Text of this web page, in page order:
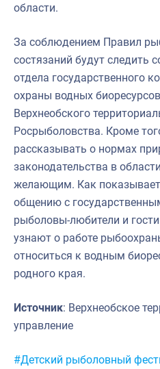
области.
За соблюдением Правил
состязаний будут следить
отдела государственного
охраны водных
Верхнеобского
Росрыболовства. Кроме
рассказывать о нормах
законодательства в
желающим. Как показывает
общению с
рыболовы-любители и
узнают о работе
относиться к водным
родного края.
Источник: Верхнеобское
управление
Метки:
#Детский рыболовный